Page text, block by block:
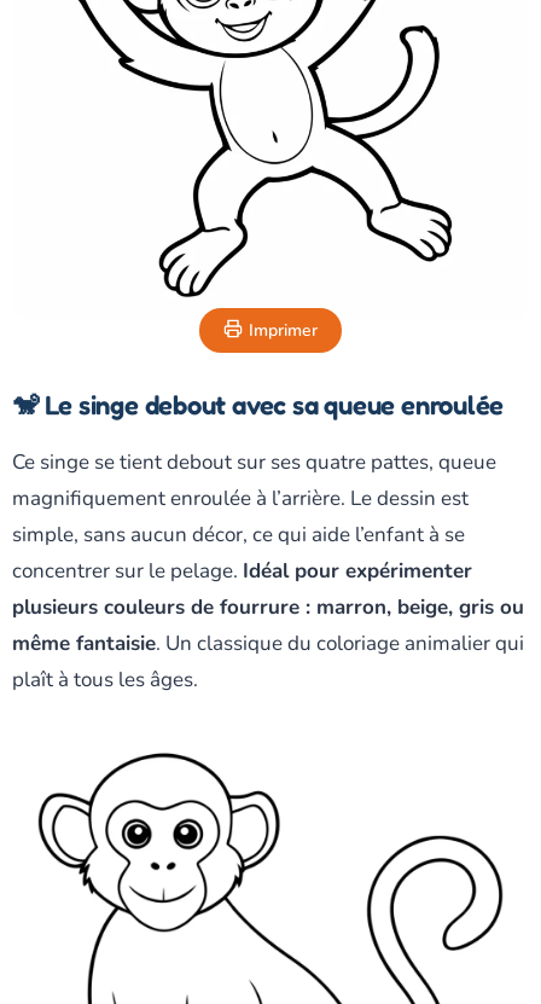
Imprimer
🐒 Le singe debout avec sa queue enroulée
Ce singe se tient debout sur ses quatre pattes, queue
magnifiquement enroulée à l’arrière. Le dessin est
simple, sans aucun décor, ce qui aide l’enfant à se
concentrer sur le pelage. Idéal pour expérimenter
plusieurs couleurs de fourrure : marron, beige, gris ou
même fantaisie. Un classique du coloriage animalier qui
plaît à tous les âges.